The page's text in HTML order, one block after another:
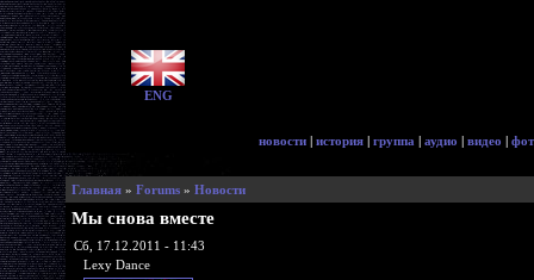
ENG
новости | история | группа | аудио | видео |
Главная » Forums » Новости
Мы снова вместе
Сб, 17.12.2011 - 11:43
Lexy Dance